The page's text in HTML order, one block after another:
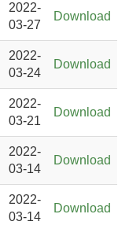
2022-
03-27
Download
2022-
03-24
Download
2022-
03-21
Download
2022-
03-14
Download
2022-
03-14
Download